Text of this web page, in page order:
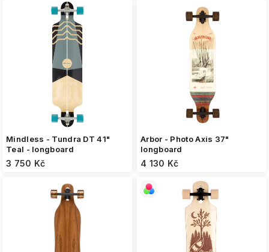
Mindless - Tundra DT 41"
Teal - longboard
3 750 Kč
Arbor - Photo Axis 37"
longboard
4 130 Kč